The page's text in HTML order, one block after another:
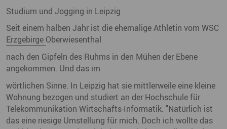
Studium und Jogging in Leipzig
Seit einem halben Jahr ist die ehemalige Athletin vom WSC
Erzgebirge Oberwiesenthal
nach den Gipfeln des Ruhms in den Mühen der Ebene
angekommen. Und das im
wörtlichen Sinne. In Leipzig hat sie mittlerweile eine kleine
Wohnung bezogen und studiert an der Hochschule für
Telekommunikation Wirtschafts-Informatik. "Natürlich ist
das eine riesige Umstellung für mich. Doch ich wollte das